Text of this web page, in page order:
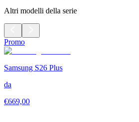
Altri modelli della serie
Promo
Samsung S26 Plus
da
€669,00